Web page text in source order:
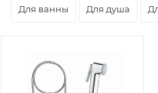
Для ванны Для душа